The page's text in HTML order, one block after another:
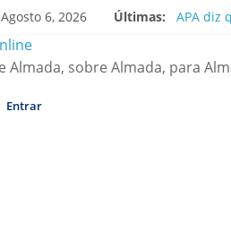
6, 2026 Últimas:
APA diz
Ponte
Almada, sobre Almada, para
Entrar